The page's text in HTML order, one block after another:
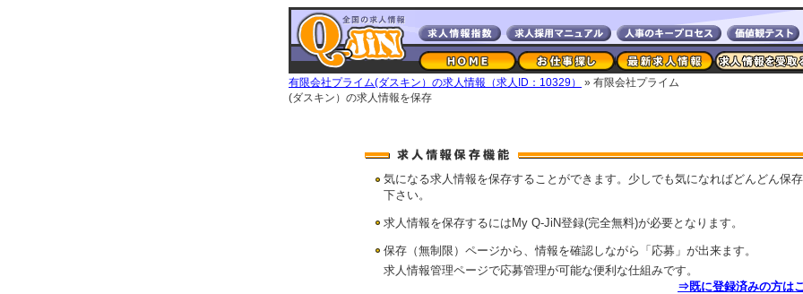
有限会社プライム(ダスキン）の求人情報（求人ID：10329）
» 有限会社プライム
(ダスキン）の求人情報を保存
気になる求人情報を保存することができます。少しでも気になればどんどん保
下さい。
求人情報を保存するにはMy Q-JiN登録(完全無料)が必要となります。
保存（無制限）ページから、情報を確認しながら「応募」が出来ます。
求人情報管理ページで応募管理が可能な便利な仕組みです。
⇒既に登録済みの方は